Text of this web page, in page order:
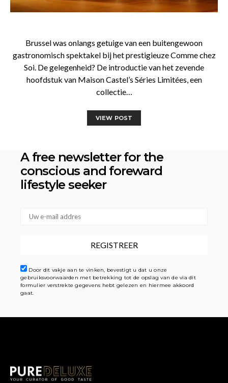
Brussel was onlangs getuige van een buitengewoon
gastronomisch spektakel bij het prestigieuze Comme chez
Soi. De gelegenheid? De introductie van het zevende
hoofdstuk van Maison Castel’s Séries Limitées, een
collectie…
VIEW POST
A free newsletter for the
conscious and foreward
lifestyle seeker
Door dit vakje aan te vinken, bevestigt u dat u onze
gebruiksvoorwaarden met betrekking tot de opslag van de via dit
formulier verstrekte gegevens hebt gelezen en hiermee akkoord
gaat.